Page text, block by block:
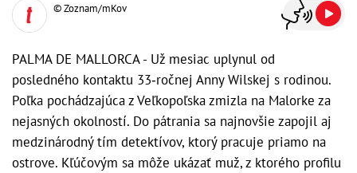
© Zoznam/mKov
PALMA DE MALLORCA - Už mesiac uplynul od
posledného kontaktu 33‑ročnej Anny Wilskej s rodinou.
Poľka pochádzajúca z Veľkopoľska zmizla na Malorke za
nejasných okolností. Do pátrania sa najnovšie zapojil aj
medzinárodný tím detektívov, ktorý pracuje priamo na
ostrove. Kľúčovým sa môže ukázať muž, z ktorého profilu